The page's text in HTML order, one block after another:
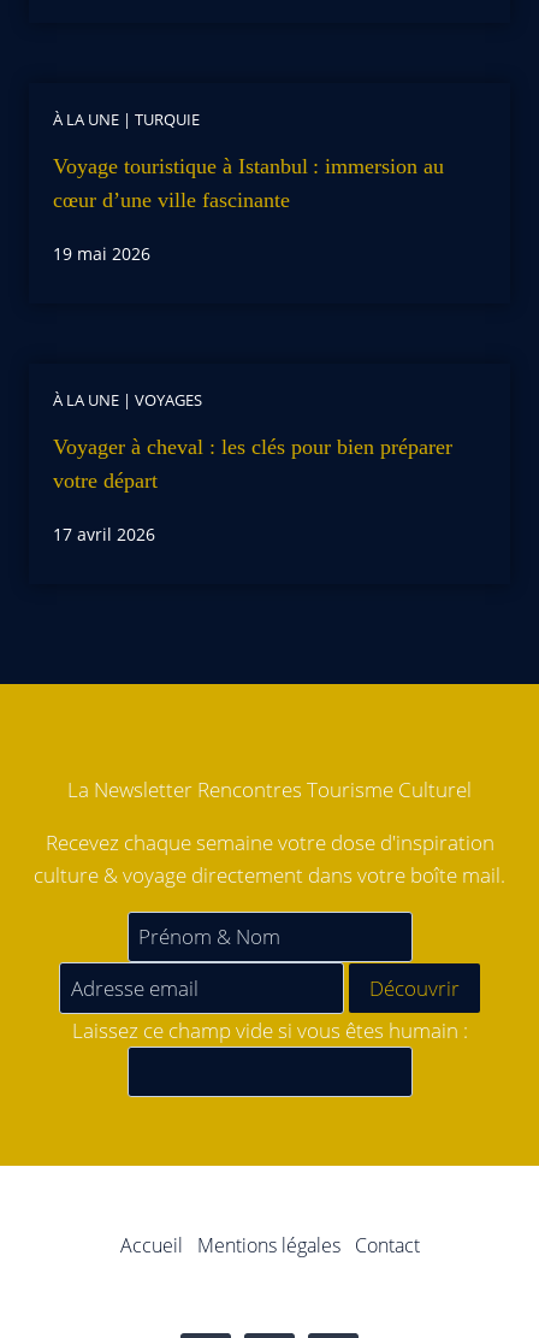
À LA UNE | TURQUIE
Voyage touristique à Istanbul : immersion au
cœur d’une ville fascinante
19 mai 2026
À LA UNE | VOYAGES
Voyager à cheval : les clés pour bien préparer
votre départ
17 avril 2026
La Newsletter Rencontres Tourisme Culturel
Recevez chaque semaine votre dose d'inspiration
culture & voyage directement dans votre boîte mail.
Laissez ce champ vide si vous êtes humain :
Accueil Mentions légales Contact